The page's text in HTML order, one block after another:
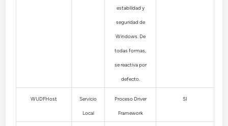
estabilidad y
seguridad de
Windows. De
todas formas,
se reactiva por
defecto.
WUDFHost Servicio
Local
Proceso Driver
Framework
SI